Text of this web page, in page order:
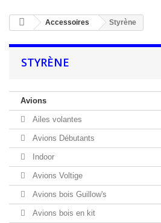
Accessoires Styrène
STYRÈNE
Avions
Ailes volantes
Avions Débutants
Indoor
Avions Voltige
Avions bois Guillow's
Avions bois en kit